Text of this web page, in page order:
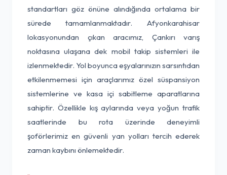
standartları göz önüne alındığında ortalama bir
sürede tamamlanmaktadır. Afyonkarahisar
lokasyonundan çıkan aracımız, Çankırı varış
noktasına ulaşana dek mobil takip sistemleri ile
izlenmektedir. Yol boyunca eşyalarınızın sarsıntıdan
etkilenmemesi için araçlarımız özel süspansiyon
sistemlerine ve kasa içi sabitleme aparatlarına
sahiptir. Özellikle kış aylarında veya yoğun trafik
saatlerinde bu rota üzerinde deneyimli
şoförlerimiz en güvenli yan yolları tercih ederek
zaman kaybını önlemektedir.